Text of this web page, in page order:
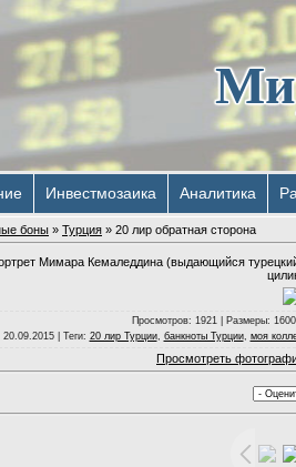
Инвестмозаика Аналитика
боны » Турция » 20 лир обратная сторона
Мимара Кемаледдина (выдающийся
Просмотров: 1921 | Размеры:
20.09.2015 | Теги: 20 лир Турции, банкноты Турции, моя
Просмотреть